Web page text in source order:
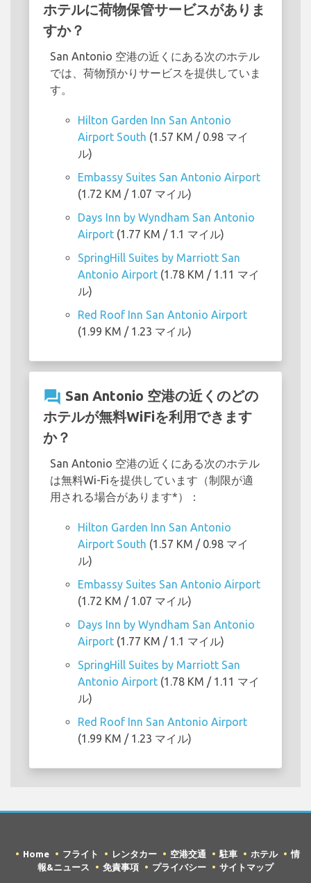
ホテルに荷物保管サービスがありま
すか？
San Antonio 空港の近くにある次のホテル
では、荷物預かりサービスを提供していま
す。
Hilton Garden Inn San Antonio
Airport South (1.57 KM / 0.98 マイ
ル)
Embassy Suites San Antonio Airport
(1.72 KM / 1.07 マイル)
Days Inn by Wyndham San Antonio
Airport (1.77 KM / 1.1 マイル)
SpringHill Suites by Marriott San
Antonio Airport (1.78 KM / 1.11 マイ
ル)
Red Roof Inn San Antonio Airport
(1.99 KM / 1.23 マイル)
question_answer San Antonio 空港の近くのどの
ホテルが無料WiFiを利用できます
か？
San Antonio 空港の近くにある次のホテル
は無料Wi-Fiを提供しています（制限が適
用される場合があります*）：
Hilton Garden Inn San Antonio
Airport South (1.57 KM / 0.98 マイ
ル)
Embassy Suites San Antonio Airport
(1.72 KM / 1.07 マイル)
Days Inn by Wyndham San Antonio
Airport (1.77 KM / 1.1 マイル)
SpringHill Suites by Marriott San
Antonio Airport (1.78 KM / 1.11 マイ
ル)
Red Roof Inn San Antonio Airport
(1.99 KM / 1.23 マイル)
Home フライト レンタカー 空港交通 駐車 ホテル
情
報&ニュース
免責事項 プライバシー サイトマップ